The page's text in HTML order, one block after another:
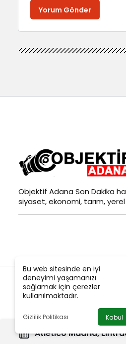
Atletico Madrid,
Yorum Gönder
Bu web sitesinde en iyi
deneyimi yaşamanızı
sağlamak için çerezler
kullanılmaktadır.
Gizlilik Politikası Kabul
Objektif Adana Son Dakika
siyaset, ekonomi, tarım,